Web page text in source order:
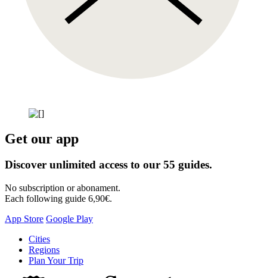
Get our app
Discover unlimited access to our 55 guides.
No subscription or abonament.
Each following guide 6,90€.
App Store Google Play
Skip
content
Cities
Regions
Plan Your Trip